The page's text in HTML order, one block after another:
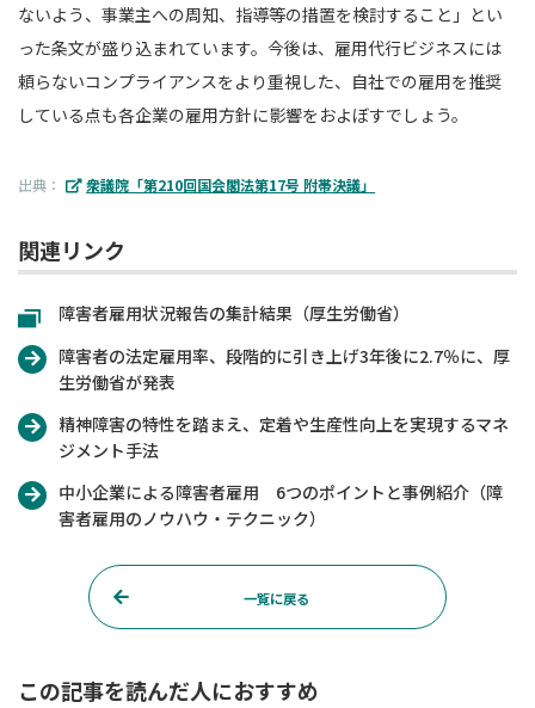
ないよう、事業主への周知、指導等の措置を検討すること」とい
った条文が盛り込まれています。今後は、雇用代行ビジネスには
頼らないコンプライアンスをより重視した、自社での雇用を推奨
している点も各企業の雇用方針に影響をおよぼすでしょう。
出典： 衆議院「第210回国会閣法第17号 附帯決議」
関連リンク
障害者雇用状況報告の集計結果（厚生労働省）
障害者の法定雇用率、段階的に引き上げ3年後に2.7％に、厚
生労働省が発表
精神障害の特性を踏まえ、定着や生産性向上を実現するマネ
ジメント手法
中小企業による障害者雇用 6つのポイントと事例紹介（障
害者雇用のノウハウ・テクニック）
一覧に戻る
この記事を読んだ人におすすめ